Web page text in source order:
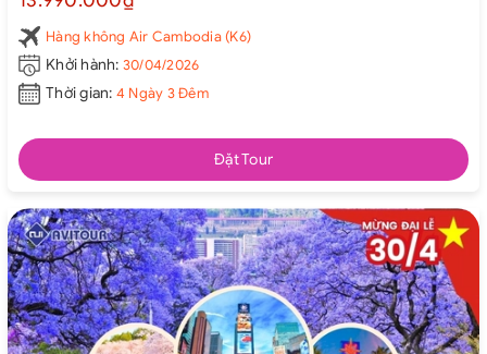
Hàng không Air Cambodia (K6)
Khởi hành: 30/04/2026
Thời gian: 4 Ngày 3 Đêm
Đặt Tour